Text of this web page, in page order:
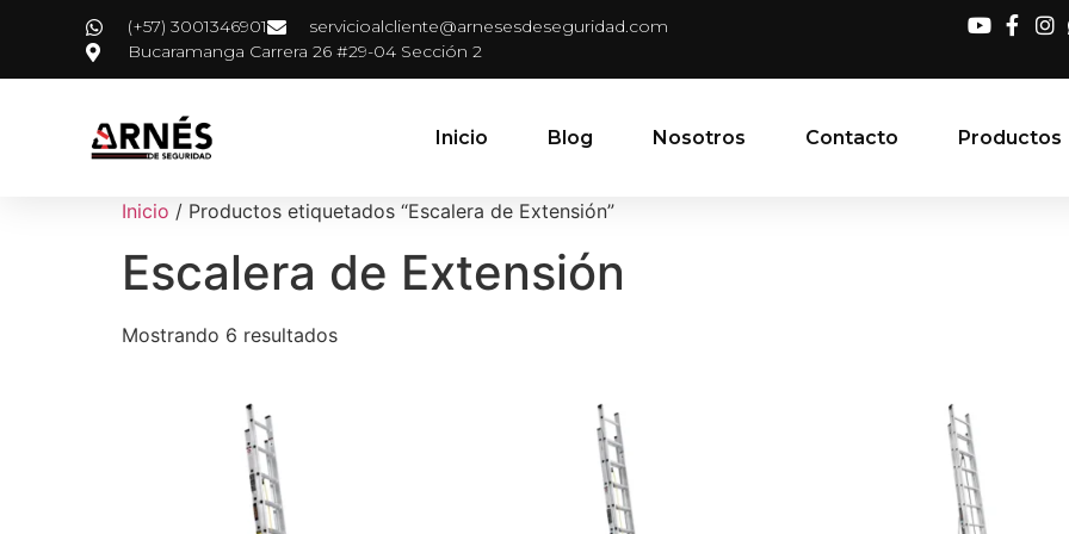
(+57) 3001346901
servicioalcliente@arnesesdeseguridad.com
Bucaramanga Carrera 26 #29-04 Sección 2
Inicio Blog Nosotros Contacto Productos
Inicio / Productos etiquetados “Escalera de Extensión”
Escalera de Extensión
Mostrando 6 resultados